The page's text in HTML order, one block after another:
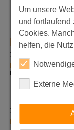
Weiterlesen
11.09.2026 - 10:00
HvZG
14.09.2026
Erster Schultag
Um unsere
und fortlaufend
Cookies.
helfen, die
Externe